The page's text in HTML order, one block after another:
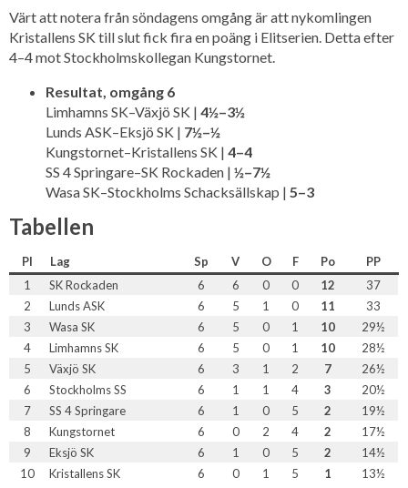
Värt att notera från söndagens omgång är att nykomlingen
Kristallens SK till slut fick fira en poäng i Elitserien. Detta efter
4–4 mot Stockholmskollegan Kungstornet.
Resultat, omgång 6
Limhamns SK–Växjö SK | 4½–3½
Lunds ASK–Eksjö SK | 7½–½
Kungstornet–Kristallens SK | 4–4
SS 4 Springare–SK Rockaden | ½–7½
Wasa SK–Stockholms Schacksällskap | 5–3
Tabellen
Pl Lag Sp V O F Po
PP
1
SK Rockaden 6 6 0 0 12
37
2
Lunds ASK 6 5 1 0 11
33
3
Wasa SK 6 5 0 1 10
29½
4
Limhamns SK 6 5 0 1 10
28½
5
Växjö SK 6 3 1 2 7
26½
6
Stockholms SS 6 1 1 4 3
20½
7
SS 4 Springare 6 1 0 5 2
19½
8
Kungstornet 6 0 2 4 2
17½
9
Eksjö SK 6 1 0 5 2
14½
10
Kristallens SK 6 0 1 5 1
13½